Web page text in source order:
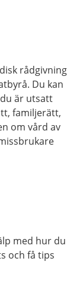
rådgivning
Du kan
är utsatt
familjerätt,
om vård av
med hur du
och få tips